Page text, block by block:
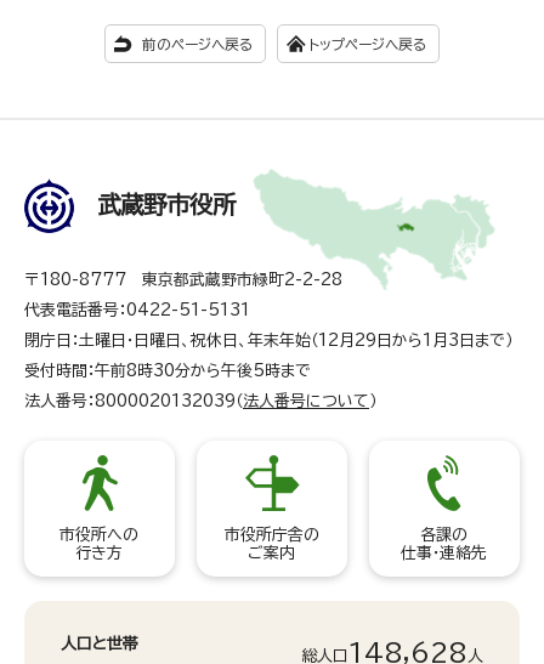
前のページへ戻る トップページへ戻る
武蔵野市役所
〒180-8777 東京都武蔵野市緑町2-2-28
代表電話番号：0422-51-5131
閉庁日：土曜日・日曜日、祝休日、年末年始（12月29日から1月3日まで）
受付時間：午前8時30分から午後5時まで
法人番号：8000020132039（ 法人番号について ）
市役所への
行き方
市役所庁舎の
ご案内
各課の
仕事・連絡先
人口と世帯
総人口 148,628 人